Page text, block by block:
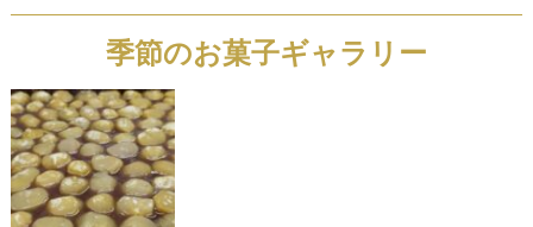
季節のお菓子ギャラリー